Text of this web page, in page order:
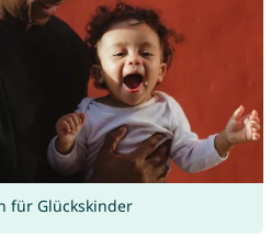
für Glückskinder